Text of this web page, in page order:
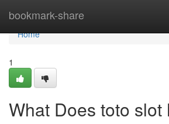
bookmark-share
Home
Home
1
What Does toto slot